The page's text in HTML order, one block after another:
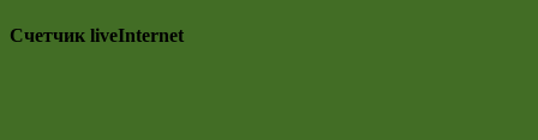
Счетчик liveInternet